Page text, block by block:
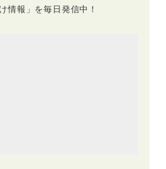
情報」を毎日発信中！